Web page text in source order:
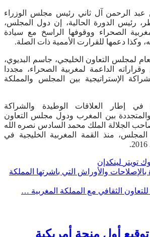
الرحمن آل ثاني رئيس مجلس الوزراء
رئيس الدورة الحالية، إن دول المجلس،
الصحراء ووقوفها الراسخ مع سيادة
وكذا دعمها للقرارت الأممية ذات الصلة.
لمجلس التعاون الخليجي، جاسم البديوي،
الداعمة لمغربية الصحراء، مجددا
الإستراتيجية بين المجلس والمملكة
في إطار العلاقات الوطيدة والشراكة
والمتجددة بين المغرب ودول مجلس التعاون
الجلالة الملك محمد السادس نصره الله
منذ القمة المغربية الخليجية في
تويتر لينكدإن
بالإصلاحات والأوراش التي باشرتها المملكة
الثقافي مع المملكة المغربية …
أول منحة أمريكية